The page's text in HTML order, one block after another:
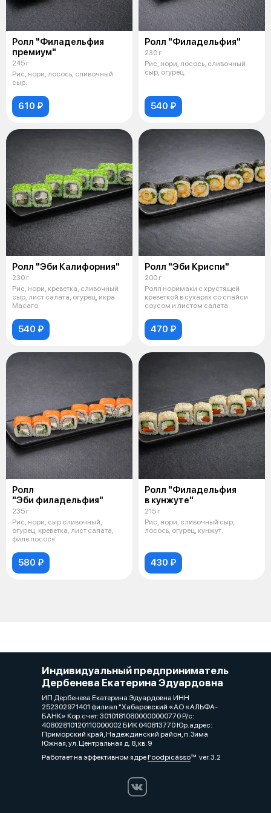
Ролл "Филадельфия
премиум"
245 г
Рис, нори, лосось, сливочный
сыр.
610 ₽
Ролл "Филадельфия"
230 г
Рис, нори, лосось, сливочный
сыр, огурец.
540 ₽
Ролл "Эби Калифорния"
230 г
Рис, нори, креветка, сливочный
сыр, лист салата, огурец, икра
Масаго.
540 ₽
Ролл "Эби Криспи"
200 г
Ролл норимаки с хрустящей
креветкой в сухарях со спайси
соусом и листом салата.
470 ₽
Ролл
"Эби филадельфия"
235 г
Рис, нори, сыр сливочный,
огурец, креветка, лист салата,
филе лосося.
580 ₽
Ролл "Филадельфия
в кунжуте"
215 г
Рис, нори, сливочный сыр,
лосось, огурец, кунжут.
430 ₽
Индивидуальный предприниматель
Дербенева Екатерина Эдуардовна
ИП Дербенева Екатерина Эдуардовна ИНН
252302971401 филиал "Хабаровский «АО «АЛЬФА-
БАНК» Кор.счет: 30101810800000000770 Р/с:
40802810120110000002 БИК 040813770 Юр.адрес:
Приморский край, Надеждинский район, п. Зима
Южная, ул. Центральная д. 8, кв. 9
Работает на эффективном ядреFoodpicássover. 3.2